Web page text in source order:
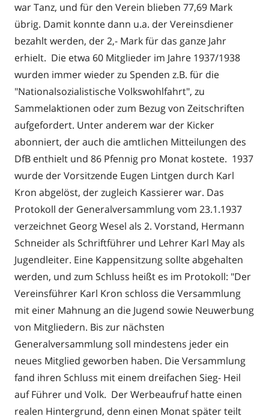
war Tanz, und für den Verein blieben 77,69 Mark
übrig. Damit konnte dann u.a. der Vereinsdiener
bezahlt werden, der 2,- Mark für das ganze Jahr
erhielt. Die etwa 60 Mitglieder im Jahre 1937/1938
wurden immer wieder zu Spenden z.B. für die
"Nationalsozialistische Volkswohlfahrt", zu
Sammelaktionen oder zum Bezug von Zeitschriften
aufgefordert. Unter anderem war der Kicker
abonniert, der auch die amtlichen Mitteilungen des
DfB enthielt und 86 Pfennig pro Monat kostete. 1937
wurde der Vorsitzende Eugen Lintgen durch Karl
Kron abgelöst, der zugleich Kassierer war. Das
Protokoll der Generalversammlung vom 23.1.1937
verzeichnet Georg Wesel als 2. Vorstand, Hermann
Schneider als Schriftführer und Lehrer Karl May als
Jugendleiter. Eine Kappensitzung sollte abgehalten
werden, und zum Schluss heißt es im Protokoll: "Der
Vereinsführer Karl Kron schloss die Versammlung
mit einer Mahnung an die Jugend sowie Neuwerbung
von Mitgliedern. Bis zur nächsten
Generalversammlung soll mindestens jeder ein
neues Mitglied geworben haben. Die Versammlung
fand ihren Schluss mit einem dreifachen Sieg- Heil
auf Führer und Volk. Der Werbeaufruf hatte einen
realen Hintergrund, denn einen Monat später teilt